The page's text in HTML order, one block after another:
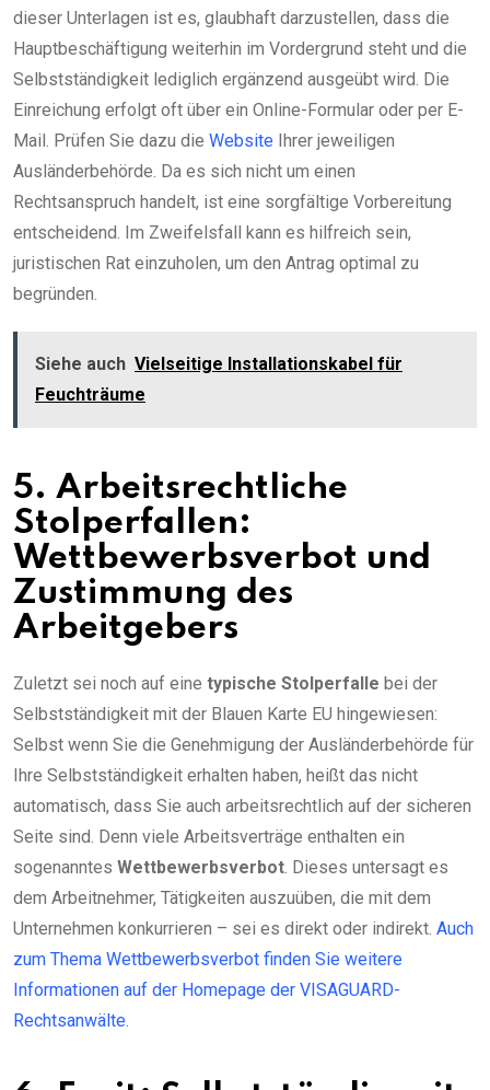
dieser Unterlagen ist es, glaubhaft darzustellen, dass die
Hauptbeschäftigung weiterhin im Vordergrund steht und die
Selbstständigkeit lediglich ergänzend ausgeübt wird. Die
Einreichung erfolgt oft über ein Online-Formular oder per E-
Mail. Prüfen Sie dazu die Website Ihrer jeweiligen
Ausländerbehörde. Da es sich nicht um einen
Rechtsanspruch handelt, ist eine sorgfältige Vorbereitung
entscheidend. Im Zweifelsfall kann es hilfreich sein,
juristischen Rat einzuholen, um den Antrag optimal zu
begründen.
Siehe auch Vielseitige Installationskabel für
Feuchträume
5. Arbeitsrechtliche
Stolperfallen:
Wettbewerbsverbot und
Zustimmung des
Arbeitgebers
Zuletzt sei noch auf eine typische Stolperfalle bei der
Selbstständigkeit mit der Blauen Karte EU hingewiesen:
Selbst wenn Sie die Genehmigung der Ausländerbehörde für
Ihre Selbstständigkeit erhalten haben, heißt das nicht
automatisch, dass Sie auch arbeitsrechtlich auf der sicheren
Seite sind. Denn viele Arbeitsverträge enthalten ein
sogenanntes Wettbewerbsverbot. Dieses untersagt es
dem Arbeitnehmer, Tätigkeiten auszuüben, die mit dem
Unternehmen konkurrieren – sei es direkt oder indirekt. Auch
zum Thema Wettbewerbsverbot finden Sie weitere
Informationen auf der Homepage der VISAGUARD-
Rechtsanwälte.